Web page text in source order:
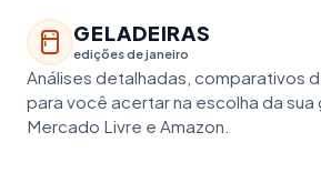
GELADEIRAS
edições de janeiro
Análises detalhadas, comparativos
para você acertar na escolha da sua
Mercado Livre e Amazon.